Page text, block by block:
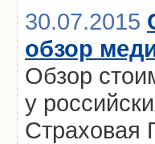
30.07.2015
обзор
Обзор
у
Страховая